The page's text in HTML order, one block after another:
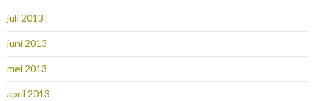
juli 2013
juni 2013
mei 2013
april 2013